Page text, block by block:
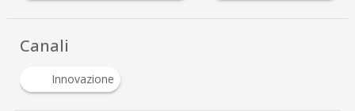
Canali
Innovazione